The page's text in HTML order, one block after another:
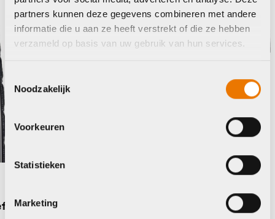
partners kunnen deze gegevens combineren met andere
informatie die u aan ze heeft verstrekt of die ze hebben
verzameld op basis van uw gebruik van hun services.
Noodzakelijk
Voorkeuren
Statistieken
Marketing
Schwalbe Buitenband Road Cruiser
Op